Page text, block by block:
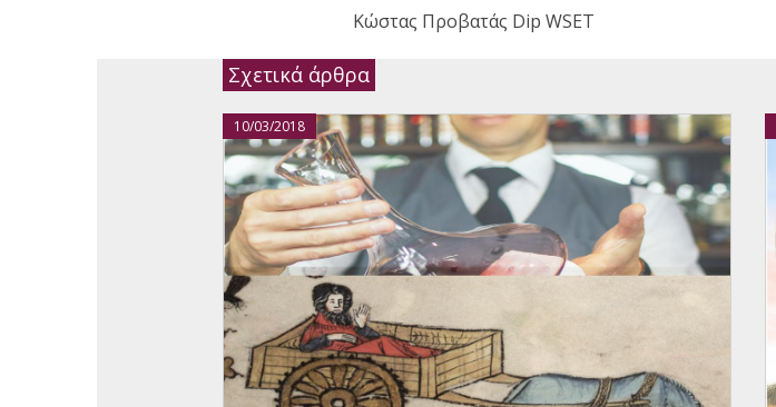
Κώστας Προβατάς Dip WSET
Σχετικά άρθρα
10/03/2018